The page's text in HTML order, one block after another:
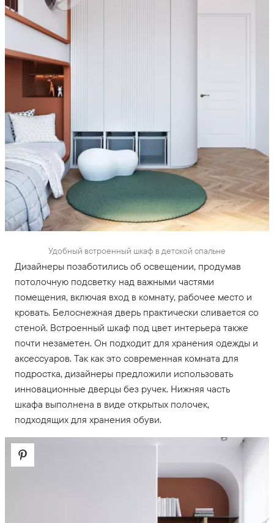
Удобный встроенный шкаф в детской спальне
Дизайнеры позаботились об освещении, продумав
потолочную подсветку над важными частями
помещения, включая вход в комнату, рабочее место и
кровать. Белоснежная дверь практически сливается со
стеной. Встроенный шкаф под цвет интерьера также
почти незаметен. Он подходит для хранения одежды и
аксессуаров. Так как это современная комната для
подростка, дизайнеры предложили использовать
инновационные дверцы без ручек. Нижняя часть
шкафа выполнена в виде открытых полочек,
подходящих для хранения обуви.